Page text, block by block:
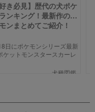
好き必見】歴代の犬ポケ
ンキング！最新作の犬
ンまとめてご紹介！
日にポケモンシリーズ最新
ケットモンスタースカーレ
ト」が世界同時発売しまし
も、可愛くてかっこいい犬
犬種図鑑